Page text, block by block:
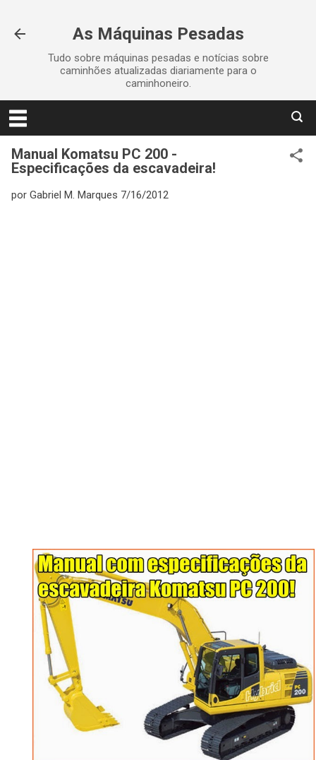
As Máquinas Pesadas
Tudo sobre máquinas pesadas e notícias sobre
caminhões atualizadas diariamente para o
caminhoneiro.
Manual Komatsu PC 200 -
Especificações da escavadeira!
por Gabriel M. Marques 7/16/2012